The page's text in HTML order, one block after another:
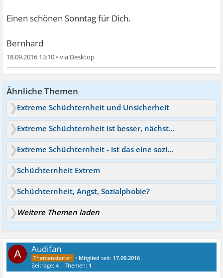
Einen schönen Sonntag für Dich.
Bernhard
18.09.2016 13:10 •
Ähnliche Themen
Extreme Schüchternheit und Unsicherheit
Extreme Schüchternheit ist besser, nächste Schritte?
Extreme Schüchternheit - ist das eine soziale Phobie?
Schüchternheit Extrem
Schüchternheit, Angst, Sozialphobie?
Weitere Themen laden
A Audifan
• Mitglied seit: 17.09.2016
Beiträge:4 Themen: 1